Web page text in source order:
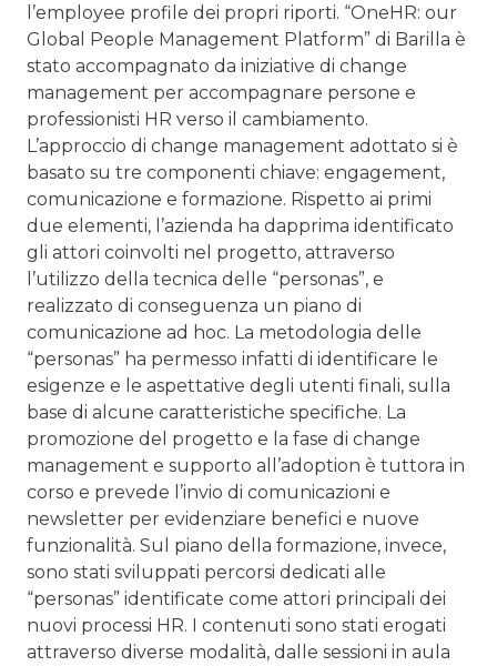
l’employee profile dei propri riporti. “OneHR: our
Global People Management Platform” di Barilla è
stato accompagnato da iniziative di change
management per accompagnare persone e
professionisti HR verso il cambiamento.
L’approccio di change management adottato si è
basato su tre componenti chiave: engagement,
comunicazione e formazione. Rispetto ai primi
due elementi, l’azienda ha dapprima identificato
gli attori coinvolti nel progetto, attraverso
l’utilizzo della tecnica delle “personas”, e
realizzato di conseguenza un piano di
comunicazione ad hoc. La metodologia delle
“personas” ha permesso infatti di identificare le
esigenze e le aspettative degli utenti finali, sulla
base di alcune caratteristiche specifiche. La
promozione del progetto e la fase di change
management e supporto all’adoption è tuttora in
corso e prevede l’invio di comunicazioni e
newsletter per evidenziare benefici e nuove
funzionalità. Sul piano della formazione, invece,
sono stati sviluppati percorsi dedicati alle
“personas” identificate come attori principali dei
nuovi processi HR. I contenuti sono stati erogati
attraverso diverse modalità, dalle sessioni in aula